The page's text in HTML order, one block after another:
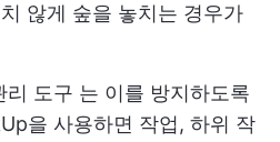
않게 숲을 놓치는 경우가
리 도구 는 이를 방지하도록
을 사용하면 작업, 하위 작